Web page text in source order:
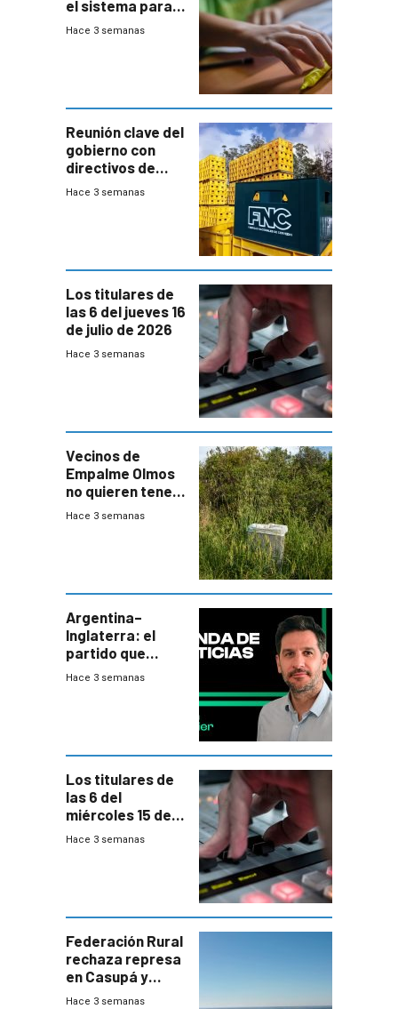
el sistema para
la búsqueda
Hace 3 semanas
Reunión clave del
gobierno con
directivos de
Fábricas
Hace 3 semanas
Los titulares de
las 6 del jueves 16
de julio de 2026
Hace 3 semanas
Vecinos de
Empalme Olmos
no quieren tener
cerca una planta
departamental
Hace 3 semanas
Argentina–
Inglaterra: el
partido que
nunca termina
Hace 3 semanas
Los titulares de
las 6 del
miércoles 15 de
julio de 2026
Hace 3 semanas
Federación Rural
rechaza represa
en Casupá y
firma demanda
Hace 3 semanas